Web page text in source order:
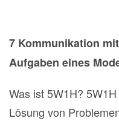
7 Kommunikation
Aufgaben eines
Was ist 5W1H?
Lösung von